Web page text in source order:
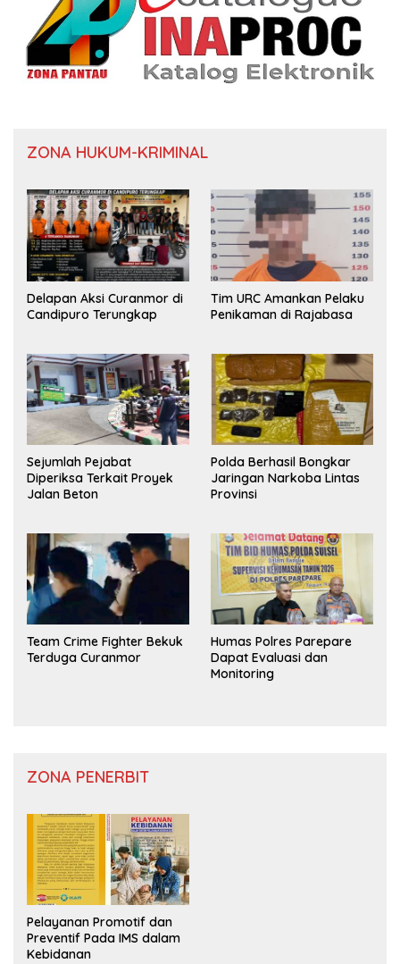
ZONA HUKUM-KRIMINAL
Delapan Aksi Curanmor di
Candipuro Terungkap
Tim URC Amankan Pelaku
Penikaman di Rajabasa
Sejumlah Pejabat
Diperiksa Terkait Proyek
Jalan Beton
Polda Berhasil Bongkar
Jaringan Narkoba Lintas
Provinsi
Team Crime Fighter Bekuk
Terduga Curanmor
Humas Polres Parepare
Dapat Evaluasi dan
Monitoring
ZONA PENERBIT
Pelayanan Promotif dan
Preventif Pada IMS dalam
Kebidanan